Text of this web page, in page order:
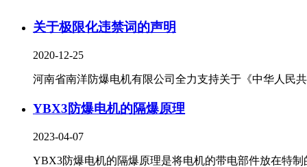
关于极限化违禁词的声明
2020-12-25
河南省南洋防爆电机有限公司全力支持关于《中华人民
YBX3防爆电机的隔爆原理
2023-04-07
YBX3防爆电机的隔爆原理是将电机的带电部件放在特制